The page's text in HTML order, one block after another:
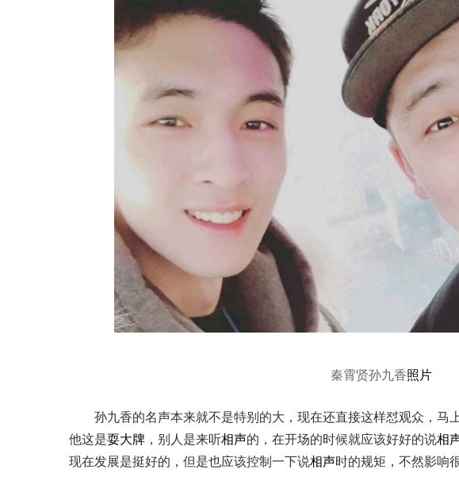
秦霄贤孙九香照片
孙九香的名声本来就不是特别的大，现在还直接这样怼观众，马
他这是耍大牌 ，别人是来听相声的，在开场的时候就应该好好的说相
现在发展是挺好的，但是也应该控制一下说相声时的规矩，不然影响